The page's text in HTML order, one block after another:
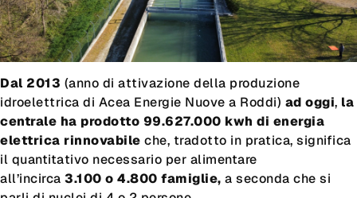
Dal 2013 (anno di attivazione della produzione
idroelettrica di Acea Energie Nuove a Roddi) ad oggi, la
centrale ha prodotto 99.627.000 kwh di energia
elettrica rinnovabile che, tradotto in pratica, significa
il quantitativo necessario per alimentare
all’incirca 3.100 o 4.800 famiglie, a seconda che si